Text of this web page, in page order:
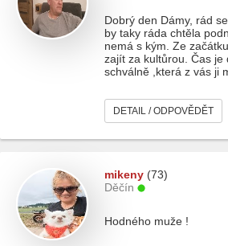
Dobrý den Dámy, rád
by taky ráda chtěla
nemá s kým. Ze
zajít za kultůrou. Čas je
schválně ,která z vás ji
DETAIL / ODPOVĚDĚT
mikeny (73)
Děčín
Hodného muže !